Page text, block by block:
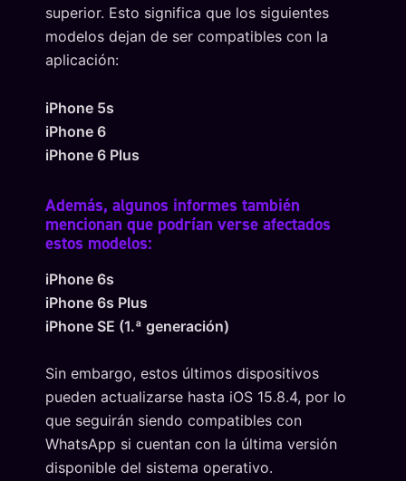
superior. Esto significa que los siguientes
modelos dejan de ser compatibles con la
aplicación:
iPhone 5s
iPhone 6
iPhone 6 Plus
Además, algunos informes también
mencionan que podrían verse afectados
estos modelos:
iPhone 6s
iPhone 6s Plus
iPhone SE (1.ª generación)
Sin embargo, estos últimos dispositivos
pueden actualizarse hasta iOS 15.8.4, por lo
que seguirán siendo compatibles con
WhatsApp si cuentan con la última versión
disponible del sistema operativo.